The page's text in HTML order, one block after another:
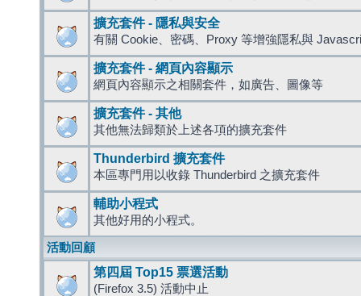
擴充套件 - 隱私與安全
有關 Cookie、密碼、Proxy 等增強隱私與
擴充套件 - 網頁內容顯示
網頁內容顯示之相關套件，如廣告、圖像等
擴充套件 - 其他
其他無法歸類於上述各項的擴充套件
Thunderbird 擴充套件
本區專門用以收錄 Thunderbird 之擴充套件
輔助小程式
其他好用的小程式。
活動回顧
第四屆 Top15 票選活動
(Firefox 3.5) 活動中止